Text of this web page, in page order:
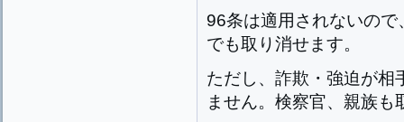
96条は適用されないの
でも取り消せます。
ただし、詐欺・強迫が相
ません。検察官、親族も